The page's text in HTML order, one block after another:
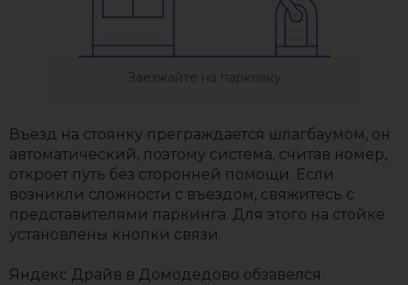
Заезжайте на парковку
Въезд на стоянку преграждается шлагбаумом, он
автоматический, поэтому система, считав номер,
откроет путь без сторонней помощи. Если
возникли сложности с въездом, свяжитесь с
представителями паркинга. Для этого на стойке
установлены кнопки связи.
Яндекс Драйв в Домодедово обзавелся